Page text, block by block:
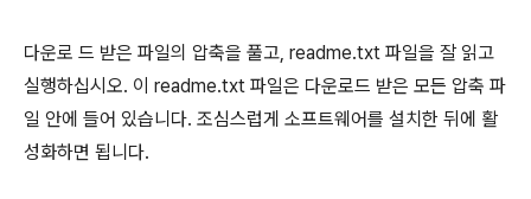
다운로 드 받은 파일의 압축을 풀고, readme.txt 파일을 잘 읽고
실행하십시오. 이 readme.txt 파일은 다운로드 받은 모든 압축 파
일 안에 들어 있습니다. 조심스럽게 소프트웨어를 설치한 뒤에 활
성화하면 됩니다.